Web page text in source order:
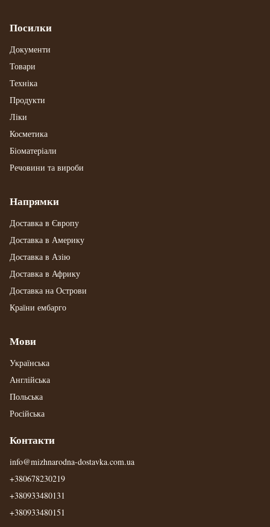
Посилки
Документи
Товари
Техніка
Продукти
Ліки
Косметика
Біоматеріали
Речовини та вироби
Напрямки
Доставка в Європу
Доставка в Америку
Доставка в Азію
Доставка в Африку
Доставка на Острови
Країни ембарго
Мови
Українська
Англійська
Польська
Російська
Контакти
info@mizhnarodna-dostavka.com.ua
+380678230219
+380933480131
+380933480151